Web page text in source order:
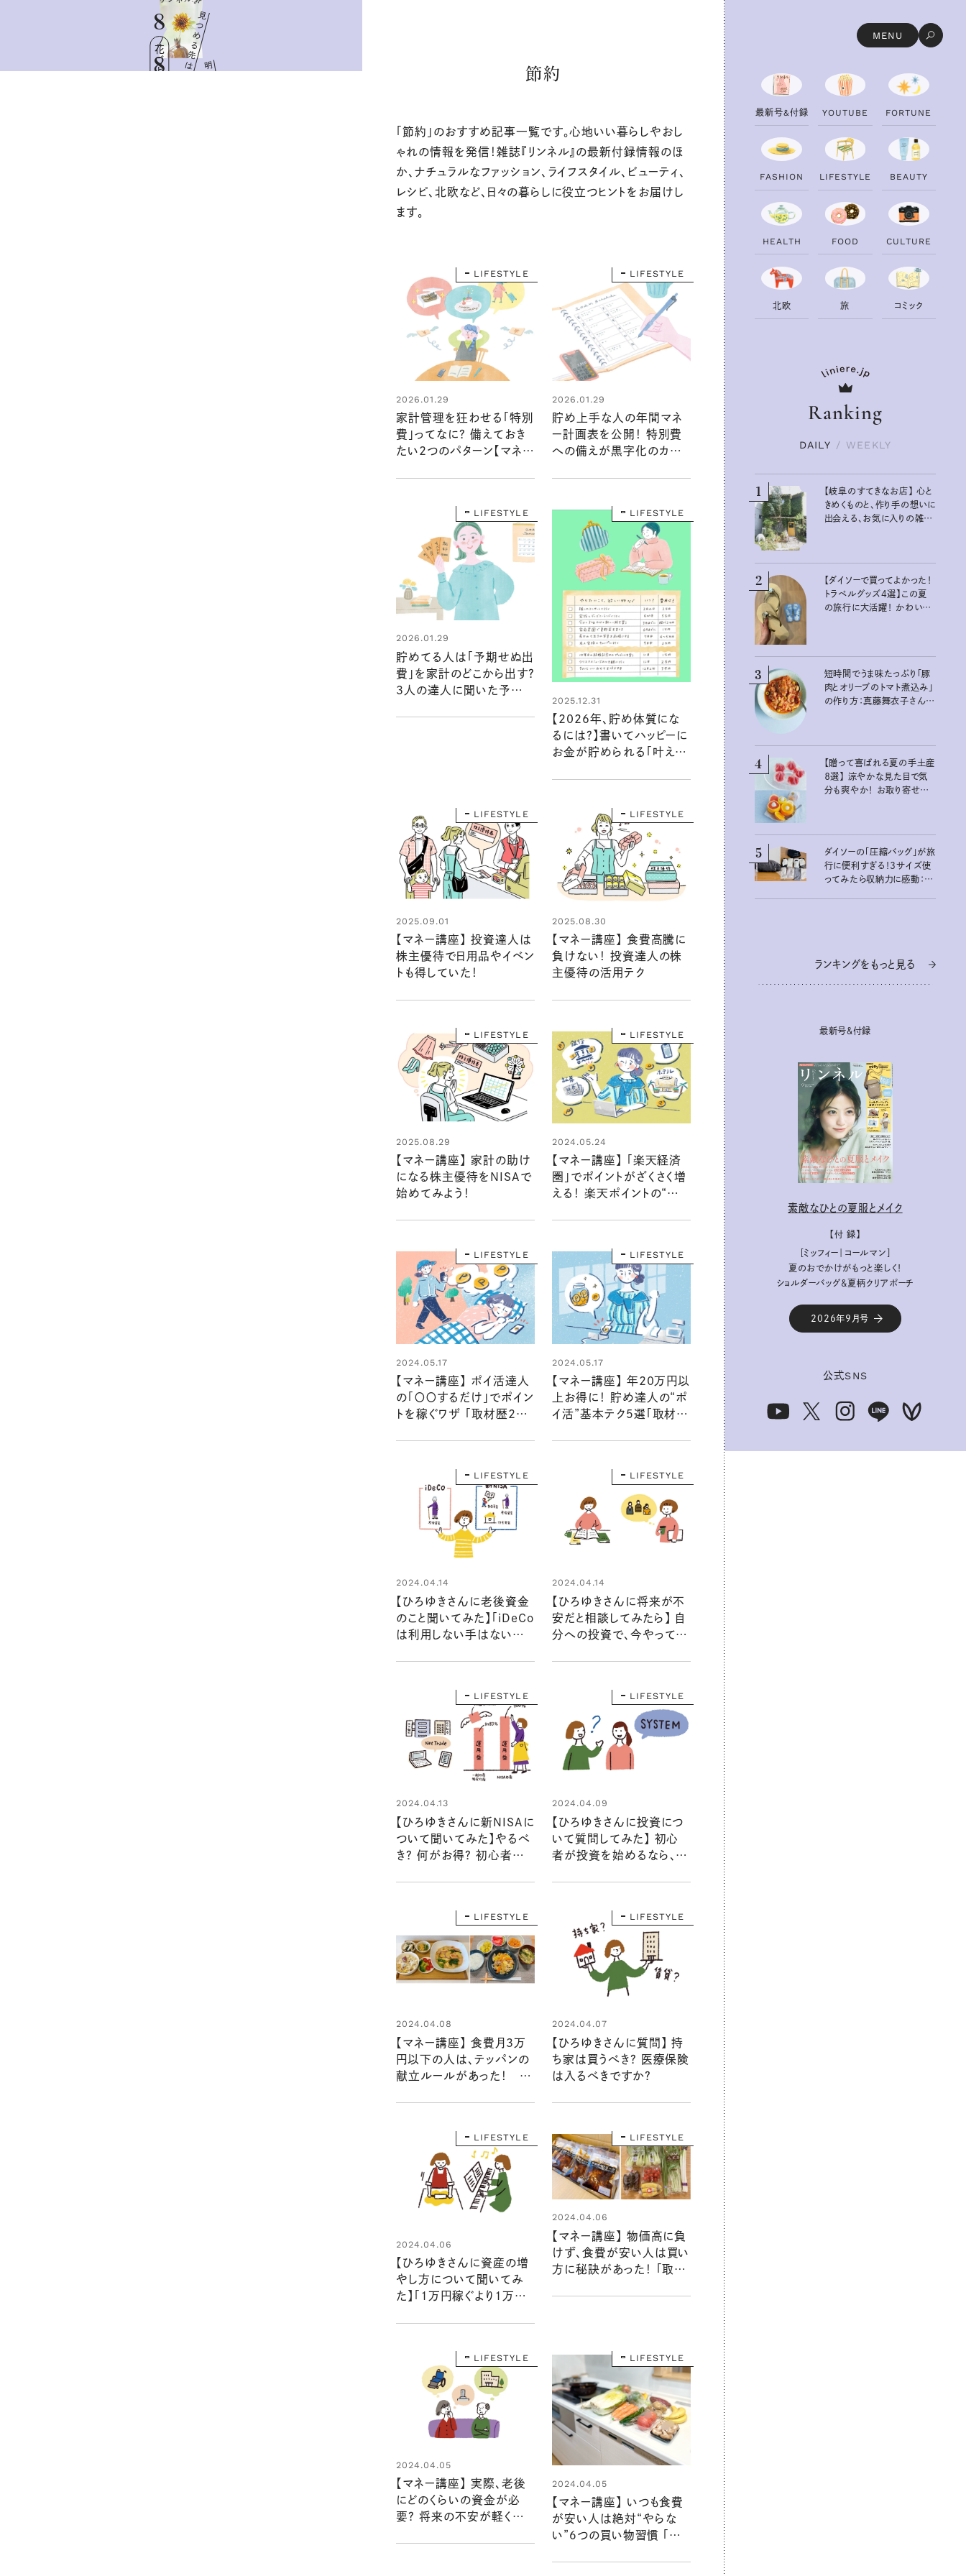
MENU
見
つ
め
る
先
は
明
8
8
花ごよみ 節約
「節約」のおすすめ記事一覧です。心地いい暮らしやおし
ゃれの情報を発信！雑誌『リンネル』の最新付録情報のほ
か、ナチュラルなファッション、ライフスタイル、ビューティ、
レシピ、北欧など、日々の暮らしに役立つヒントをお届けし
ます。
LIFESTYLE
2026.01.29
家計管理を狂わせる「特別
費」ってなに？ 備えておき
たい2つのパターン【マネー
LIFESTYLE
2026.01.29
貯め上手な人の年間マネ
ー計画表を公開！ 特別費
への備えが黒字化のカギ
LIFESTYLE
2026.01.29
貯めてる人は「予期せぬ出
費」を家計のどこから出す？
３人の達人に聞いた予算
LIFESTYLE
2025.12.31
【2026年、貯め体質にな
るには？】書いてハッピーに
お金が貯められる「叶えた
LIFESTYLE
2025.09.01
【マネー講座】 投資達人は
株主優待で日用品やイベン
トも得していた！
LIFESTYLE
2025.08.30
【マネー講座】 食費高騰に
負けない！ 投資達人の株
主優待の活用テク
LIFESTYLE
2025.08.29
【マネー講座】 家計の助け
になる株主優待をNISAで
始めてみよう！
LIFESTYLE
2024.05.24
【マネー講座】 「楽天経済
圏」でポイントがざくさく増
える！ 楽天ポイントの“ポイ
LIFESTYLE
2024.05.17
【マネー講座】 ポイ活達人
の「〇〇するだけ」でポイン
トを稼ぐワザ 「取材歴20
LIFESTYLE
2024.05.17
【マネー講座】 年20万円以
上お得に！ 貯め達人の“ポ
イ活”基本テク５選「取材歴
LIFESTYLE
2024.04.14
【ひろゆきさんに老後資金
のこと聞いてみた】「iDeCo
は利用しない手はないで
LIFESTYLE
2024.04.14
【ひろゆきさんに将来が不
安だと相談してみたら】 自
分への投資で、今やってお
LIFESTYLE
2024.04.13
【ひろゆきさんに新NISAに
ついて聞いてみた】やるべ
き？ 何がお得？ 初心者に
LIFESTYLE
2024.04.09
【ひろゆきさんに投資につ
いて質問してみた】 初心
者が投資を始めるなら、ま
LIFESTYLE
2024.04.08
【マネー講座】 食費月３万
円以下の人は、テッパンの
献立ルールがあった！
LIFESTYLE
2024.04.07
【ひろゆきさんに質問】 持
ち家は買うべき？ 医療保険
は入るべきですか？
LIFESTYLE
2024.04.06
【ひろゆきさんに資産の増
やし方について聞いてみ
た】「1万円稼ぐより1万円
LIFESTYLE
2024.04.06
【マネー講座】 物価高に負
けず、食費が安い人は買い
方に秘訣があった！ 「取材
LIFESTYLE
2024.04.05
【マネー講座】 実際、老後
にどのくらいの資金が必
要？ 将来の不安が軽くなる
LIFESTYLE
2024.04.05
【マネー講座】 いつも食費
が安い人は絶対“やらな
い”６つの買い物習慣 「取
最新号&付録 YOUTU B E FORTU N E
FAS H ION LI FESTYLE B EAUTY
H EALTH FOOD CU LTU RE
北欧 旅 コ ミ ック
Ranking
DAILY / WEEKLY
1
【岐阜のすてきなお店】 心と
きめくものと、作り手の想いに
出会える、お気に入りの雑貨
2
【ダイソーで買ってよかった！
トラベルグッズ4選】この夏
の旅行に大活躍！ かわいく
3
短時間でうま味たっぷり「豚
肉とオリーブのトマト煮込み」
の作り方：真藤舞衣子さん
4
【贈って喜ばれる夏の手土産
８選】 涼やかな見た目で気
分も爽やか！ お取り寄せも
5
ダイソーの「圧縮バッグ」が旅
行に便利すぎる！3サイズ使
ってみたら収納力に感動：
ランキングをもっと見る
最新号＆付録
素敵なひとの夏服とメイク
【付 録】
［ミッフィー｜コールマン］
夏のおでかけがもっと楽しく！
ショルダーバッグ&夏柄クリアポーチ
2026年9月号
公式SNS